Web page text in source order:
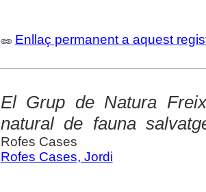
Enllaç permanent a aquest
El Grup de Natura
natural de fauna
Rofes Cases
Rofes Cases, Jordi